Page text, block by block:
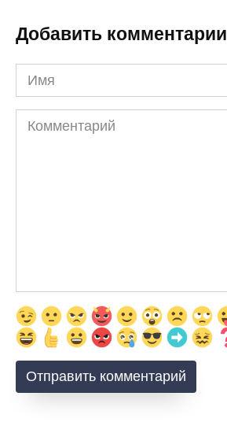
Добавить комментарии
Имя
Комментарий